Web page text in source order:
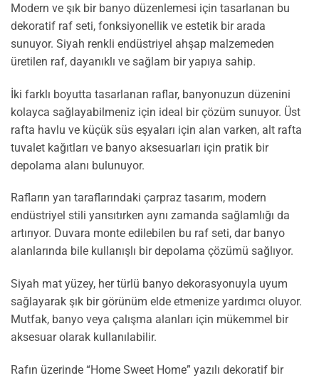
Modern ve şık bir banyo düzenlemesi için tasarlanan bu
dekoratif raf seti, fonksiyonellik ve estetik bir arada
sunuyor. Siyah renkli endüstriyel ahşap malzemeden
üretilen raf, dayanıklı ve sağlam bir yapıya sahip.
İki farklı boyutta tasarlanan raflar, banyonuzun düzenini
kolayca sağlayabilmeniz için ideal bir çözüm sunuyor. Üst
rafta havlu ve küçük süs eşyaları için alan varken, alt rafta
tuvalet kağıtları ve banyo aksesuarları için pratik bir
depolama alanı bulunuyor.
Rafların yan taraflarındaki çarpraz tasarım, modern
endüstriyel stili yansıtırken aynı zamanda sağlamlığı da
artırıyor. Duvara monte edilebilen bu raf seti, dar banyo
alanlarında bile kullanışlı bir depolama çözümü sağlıyor.
Siyah mat yüzey, her türlü banyo dekorasyonuyla uyum
sağlayarak şık bir görünüm elde etmenize yardımcı oluyor.
Mutfak, banyo veya çalışma alanları için mükemmel bir
aksesuar olarak kullanılabilir.
Rafın üzerinde “Home Sweet Home” yazılı dekoratif bir